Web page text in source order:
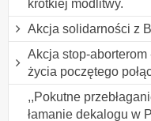
krótkiej modlitwy.
Akcja solidarności z
Akcja stop-
życia poczętego
,,Pokutne
łamanie dekalogu w